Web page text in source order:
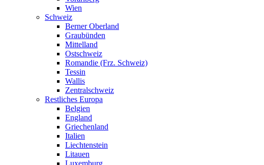
Wien
Schweiz
Berner Oberland
Graubünden
Mittelland
Ostschweiz
Romandie (Frz. Schweiz)
Tessin
Wallis
Zentralschweiz
Restliches Europa
Belgien
England
Griechenland
Italien
Liechtenstein
Litauen
Luxemburg